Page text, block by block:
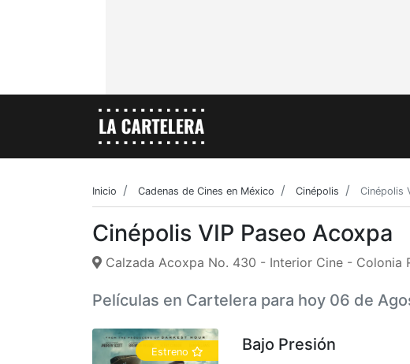
Inicio Cadenas de Cines en México Cinépolis Cinépolis
Cinépolis VIP Paseo Acoxpa
Calzada Acoxpa No. 430 - Interior Cine - Colonia
Películas en Cartelera para hoy 06 de
Estreno Bajo Presión